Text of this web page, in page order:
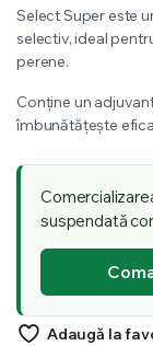
Select Super este
selectiv, ideal
perene.
Conține un
îmbunătățește
suspendată
Adaugă la